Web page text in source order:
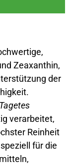
Zeaxanthin,
der
Tagetes
verarbeitet,
Reinheit
für die